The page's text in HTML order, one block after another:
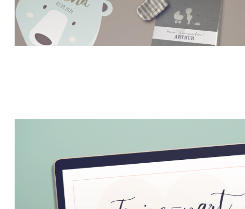
Faire-part naissance
Faire-part naissance